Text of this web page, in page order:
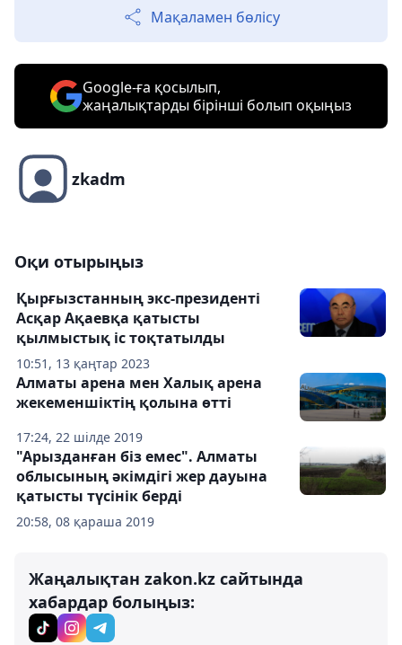
Мақаламен бөлісу
Google-ға қосылып,
жаңалықтарды бірінші болып оқыңыз
zkadm
Оқи отырыңыз
10:51, 13 қаңтар 2023
Қырғызстанның экс-президенті
Асқар Ақаевқа қатысты
қылмыстық іс тоқтатылды
17:24, 22 шілде 2019
Алматы арена мен Халық арена
жекеменшіктің қолына өтті
20:58, 08 қараша 2019
"Арызданған біз емес". Алматы
облысының әкімдігі жер дауына
қатысты түсінік берді
Жаңалықтан zakon.kz сайтында
хабардар болыңыз: